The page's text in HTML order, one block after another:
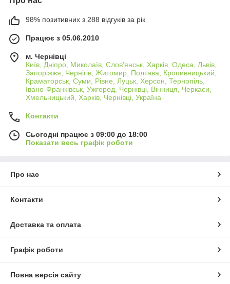
98% позитивних з 288 відгуків за рік
Працює з 05.06.2010
м. Чернівці
Київ, Дніпро, Миколаїв, Слов'янськ, Харків, Одеса, Львів,
Запоріжжя, Чернігів, Житомир, Полтава, Кропивницький,
Краматорськ, Суми, Рівне, Луцьк, Херсон, Тернопіль,
Івано-Франківськ, Ужгород, Чернівці, Вінниця, Черкаси,
Хмельницький, Харків, Чернівці, Україна
Контакти
Сьогодні працює з 09:00 до 18:00
Показати весь графік роботи
Про нас
Контакти
Доставка та оплата
Графік роботи
Повна версія сайту